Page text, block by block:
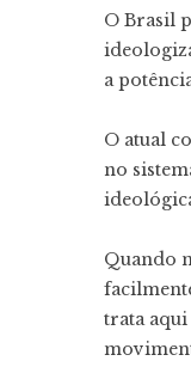
O Brasil
a
O atual
no
Quando
trata